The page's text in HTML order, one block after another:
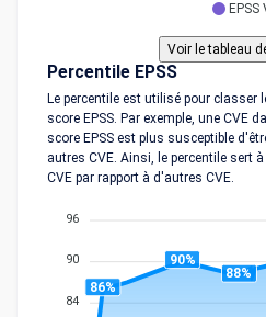
EPSS
Percentile EPSS
Le percentile est utilisé pour classer
score EPSS. Par exemple, une CVE
score EPSS est plus susceptible
autres CVE. Ainsi, le percentile sert
CVE par rapport à d'autres CVE.
96
90
84
86%
90%
88%